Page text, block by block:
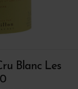
Blanc Les